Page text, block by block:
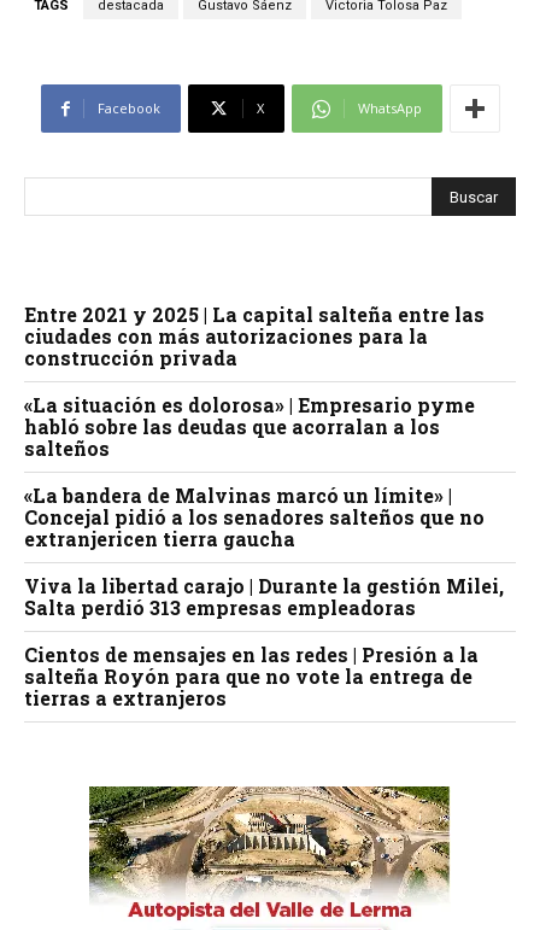
TAGS destacada Gustavo Sáenz Victoria Tolosa Paz
Facebook X WhatsApp
Entre 2021 y 2025 | La capital salteña entre las
ciudades con más autorizaciones para la
construcción privada
«La situación es dolorosa» | Empresario pyme
habló sobre las deudas que acorralan a los
salteños
«La bandera de Malvinas marcó un límite» |
Concejal pidió a los senadores salteños que no
extranjericen tierra gaucha
Viva la libertad carajo | Durante la gestión Milei,
Salta perdió 313 empresas empleadoras
Cientos de mensajes en las redes | Presión a la
salteña Royón para que no vote la entrega de
tierras a extranjeros